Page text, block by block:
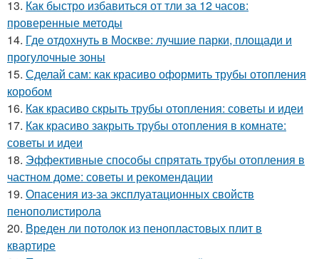
13. Как быстро избавиться от тли за 12 часов:
проверенные методы
14. Где отдохнуть в Москве: лучшие парки, площади и
прогулочные зоны
15. Сделай сам: как красиво оформить трубы отопления
коробом
16. Как красиво скрыть трубы отопления: советы и идеи
17. Как красиво закрыть трубы отопления в комнате:
советы и идеи
18. Эффективные способы спрятать трубы отопления в
частном доме: советы и рекомендации
19. Опасения из-за эксплуатационных свойств
пенополистирола
20. Вреден ли потолок из пенопластовых плит в
квартире